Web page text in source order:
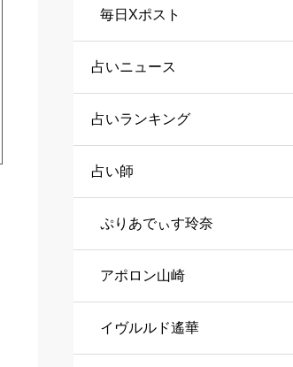
毎日Xポスト
占いニュース
占いランキング
占い師
ぷりあでぃす玲奈
アポロン山崎
イヴルルド遙華